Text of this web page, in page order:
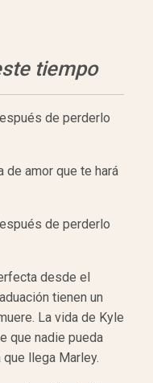
tiempo
de perderlo
de amor que te hará
de perderlo
desde el
tienen un
La vida de Kyle
que nadie pueda
llega Marley.